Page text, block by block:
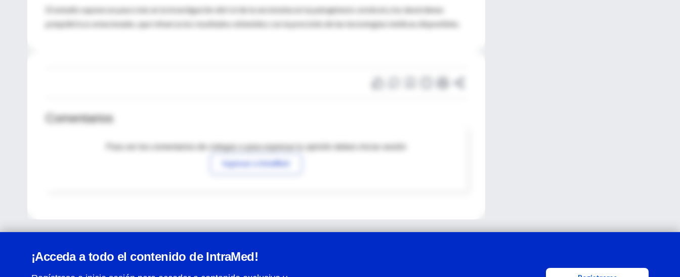
El estudio supone un paso más en la investigación del rol de la serotonina en la patogénesis cerebral y los desórdenes
psiquiátricos estacionales, que refuerza los resultados obtenidos con la precisión de las tecnologías médicas disponibles.
Comentarios
Para ver los comentarios de colegas o para expresar tu opinión debes iniciar sesión
Ingresar a IntraMed
¡Acceda a todo el contenido de IntraMed!